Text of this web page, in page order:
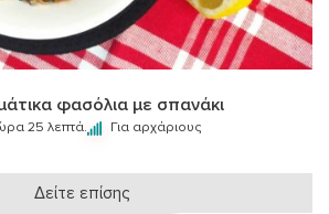
φασόλια με σπανάκι
25 λεπτά. Για αρχάριους
Δείτε επίσης